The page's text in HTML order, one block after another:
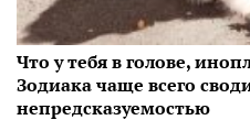
Что у тебя в голове,
Зодиака чаще всего
непредсказуемостью